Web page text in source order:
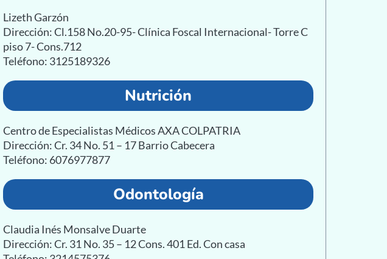
Lizeth Garzón
Dirección: Cl.158 No.20-95- Clínica Foscal Internacional- Torre C
piso 7- Cons.712
Teléfono: 3125189326
Nutrición
Centro de Especialistas Médicos AXA COLPATRIA
Dirección: Cr. 34 No. 51 – 17 Barrio Cabecera
Teléfono: 6076977877
Odontología
Claudia Inés Monsalve Duarte
Dirección: Cr. 31 No. 35 – 12 Cons. 401 Ed. Con casa